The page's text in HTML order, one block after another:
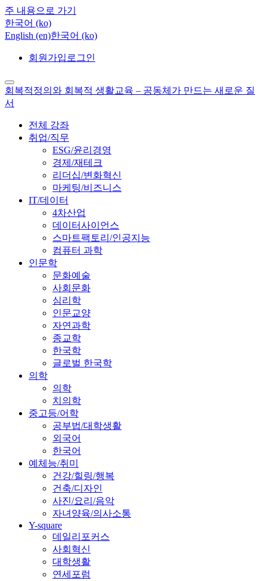
주 내용으로 가기
한국어 ‎(ko)‎
English ‎(en)‎한국어 ‎(ko)‎
회원가입 로그인
회복적정의와 회복적 생활교육 – 공동체가 만드는 새로운 질
서
전체 강좌
취업/직무
ESG/윤리경영
경제/재테크
리더십/변화혁신
마케팅/비즈니스
IT/데이터
4차산업
데이터사이언스
스마트팩토리/인공지능
컴퓨터 과학
인문학
문화예술
사회문화
심리학
인문교양
자연과학
종교학
한국학
글로벌 한국학
의학
의학
치의학
중고등/어학
공부법/대학생활
외국어
한국어
예체능/취미
건강/힐링/행복
건축/디자인
사진/요리/음악
자녀양육/의사소통
Y-square
데일리포커스
사회혁신
대학생활
연세포럼